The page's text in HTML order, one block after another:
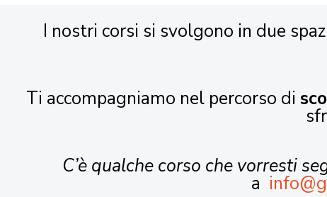
I nostri corsi si svolgono in due
Ti accompagniamo nel percorso di
C’è qualche corso che vorresti
a